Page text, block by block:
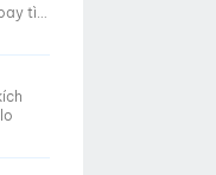
tìm